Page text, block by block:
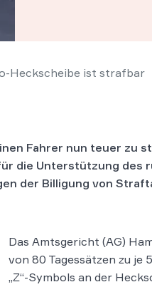
Heckscheibe ist strafbar
Fahrer nun teuer zu
die Unterstützung des
der Billigung von
Das Amtsgericht (AG)
von 80 Tagessätzen zu je
„Z“-Symbols an der